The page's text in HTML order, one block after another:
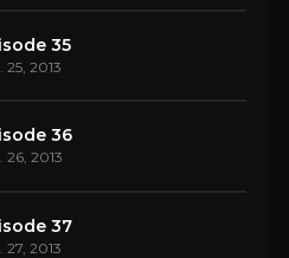
35
25, 2013
36
26, 2013
37
27, 2013